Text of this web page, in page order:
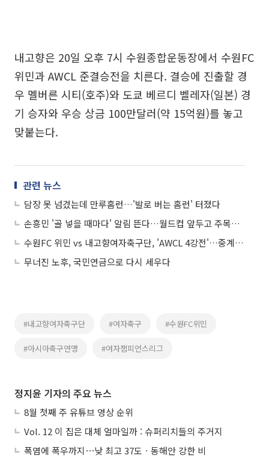
내고향은 20일 오후 7시 수원종합운동장에서 수원FC
위민과 AWCL 준결승전을 치른다. 결승에 진출할 경
우 멜버른 시티(호주)와 도쿄 베르디 벨레자(일본) 경
기 승자와 우승 상금 100만달러(약 15억원)를 놓고
맞붙는다.
관련 뉴스
담장 못 넘겼는데 만루홈런…'발로 버는 홈런' 터졌다
손흥민 '골 넣을 때마다' 알림 뜬다…월드컵 앞두고 주목받는 '이 앱'
수원FC 위민 vs 내고향여자축구단, 'AWCL 4강전'…중계 어디서?
무너진 노후, 국민연금으로 다시 세우다
#내고향여자축구단 #여자축구 #수원FC위민
#아시아축구연맹 #여자챔피언스리그
정지윤 기자의 주요 뉴스
8월 첫째 주 유튜브 영상 순위
Vol. 12 이 집은 대체 얼마일까 : 슈퍼리치들의 주거지
폭염에 폭우까지⋯낮 최고 37도ㆍ동해안 강한 비